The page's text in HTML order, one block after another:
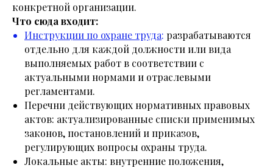
конкретной организации.
Что сюда входит:
Инструкции по охране труда: разрабатываются
отдельно для каждой должности или вида
выполняемых работ в соответствии с
актуальными нормами и отраслевыми
регламентами.
Перечни действующих нормативных правовых
актов: актуализированные списки применимых
законов, постановлений и приказов,
регулирующих вопросы охраны труда.
Локальные акты: внутренние положения,